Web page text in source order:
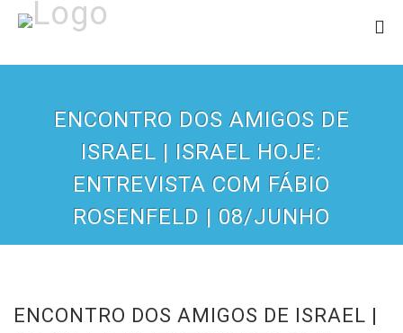
ENCONTRO DOS AMIGOS DE
ISRAEL | ISRAEL HOJE:
ENTREVISTA COM FÁBIO
ROSENFELD | 08/JUNHO
ENCONTRO DOS AMIGOS DE ISRAEL |